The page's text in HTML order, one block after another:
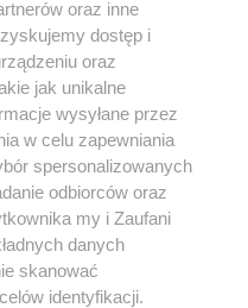
w jakikolwiek sposób
na jakimkolwiek polu
z umieszczaniem w
praw. Jakiekolwiek użycie
w części z naruszeniem
pod groźbą kary i
oraz inne
dostęp i
oraz
jak unikalne
wysyłane przez
w celu zapewniania
spersonalizowanych
odbiorców oraz
my i Zaufani
danych
skanować
identyfikacji.